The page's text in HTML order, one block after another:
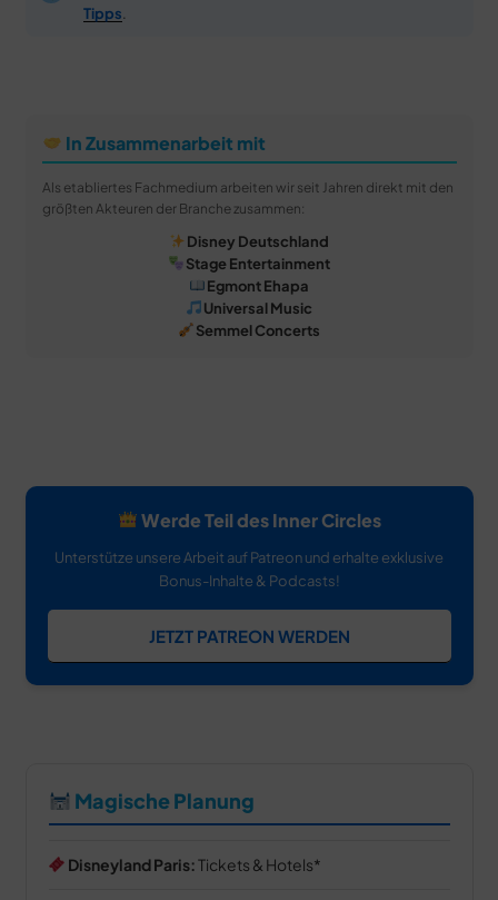
Tipps
In Zusammenarbeit mit
Als etabliertes Fachmedium arbeiten wir seit Jahren direkt mit den
größten Akteuren der Branche zusammen:
Disney Deutschland
Stage Entertainment
Egmont Ehapa
Universal Music
Semmel Concerts
Werde Teil des Inner Circles
Unterstütze unsere Arbeit auf Patreon und erhalte exklusive
Bonus-Inhalte & Podcasts!
JETZT PATREON WERDEN
Magische Planung
Disneyland Paris:Tickets & Hotels